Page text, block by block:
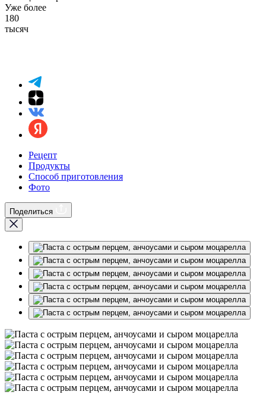
Уже более
180
тысяч
Рецепт
Продукты
Способ приготовления
Фото
Поделиться